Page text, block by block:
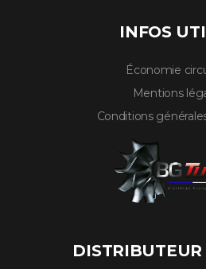
INFOS
Économie
Mentions
Conditions